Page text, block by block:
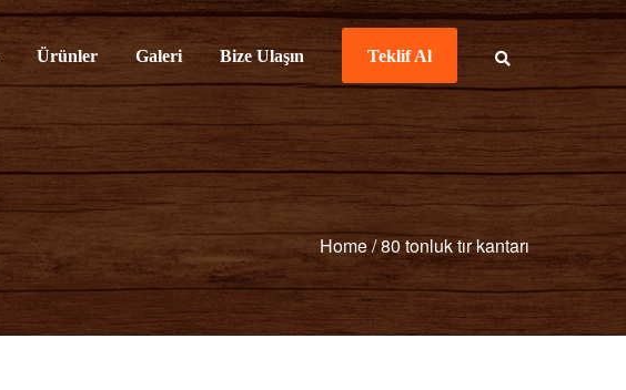
Ürünler Galeri Bize Ulaşın Teklif Al
Home/80 tonluk tır kantarı